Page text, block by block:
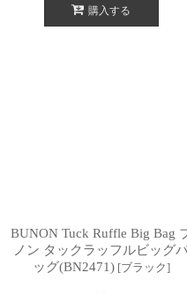
購入する
BUNON Tuck Ruffle Big Bag
ノン タックラッフルビッグ
ッグ(BN2471) [ブラック]